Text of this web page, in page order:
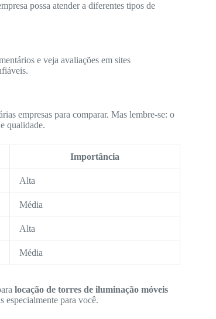
possa atender a diferentes tipos de
e veja avaliações em sites
empresas para comparar. Mas lembre-se: o
qualidade.
Importância
Alta
Média
Alta
Média
locação de torres de iluminação móveis
especialmente para você.